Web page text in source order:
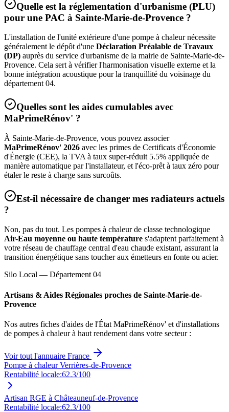
Quelle est la réglementation d'urbanisme (PLU)
pour une PAC à Sainte-Marie-de-Provence ?
L'installation de l'unité extérieure d'une pompe à chaleur nécessite
généralement le dépôt d'une Déclaration Préalable de Travaux
(DP) auprès du service d'urbanisme de la mairie de Sainte-Marie-de-
Provence. Cela sert à vérifier l'harmonisation visuelle externe et la
bonne intégration acoustique pour la tranquillité du voisinage du
département04.
Quelles sont les aides cumulables avec
MaPrimeRénov' ?
À Sainte-Marie-de-Provence, vous pouvez associer
MaPrimeRénov' 2026 avec les primes de Certificats d'Économie
d'Énergie (CEE), la TVA à taux super-réduit 5.5% appliquée de
manière automatique par l'installateur, et l'éco-prêt à taux zéro pour
étaler le reste à charge sans surcoûts.
Est-il nécessaire de changer mes radiateurs actuels
?
Non, pas du tout. Les pompes à chaleur de classe technologique
Air-Eau moyenne ou haute température s'adaptent parfaitement à
votre réseau de chauffage central d'eau chaude existant, assurant la
transition énergétique sans toucher aux émetteurs en fonte ou acier.
Silo Local — Département 04
Artisans & Aides Régionales proches de Sainte-Marie-de-
Provence
Nos autres fiches d'aides de l'État MaPrimeRénov' et d'installations
de pompes à chaleur à haut rendement dans votre secteur :
Voir tout l'annuaire France
Pompe à chaleur Verrières-de-Provence
Rentabilité locale:62.3/100
Artisan RGE à Châteauneuf-de-Provence
Rentabilité locale:62.3/100